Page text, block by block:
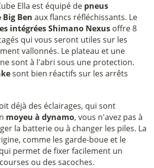
Ella est équipé de pneus
Ben aux flancs réfléchissants. Le
intégrées Shimano Nexus offre 8
qui vous seront utiles sur les
vallonnés. Le plateau et une
sont à l'abri sous une protection.
sont bien réactifs sur les arrêts
déjà des éclairages, qui sont
moyeu à dynamo, vous n'avez pas à
la batterie ou à changer les piles. La
comme les garde-boue et le
permet de fixer facilement un
ou des sacoches.